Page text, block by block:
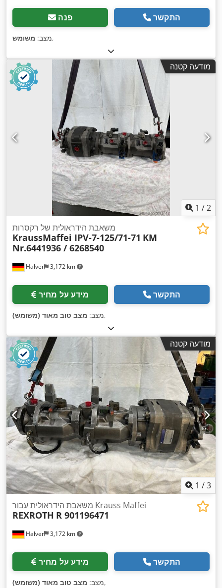
פנה התקשר
מצב: משומש ,
מודעה קטנה
1 /2
Halver 3,172 km
משאבת הידראולית של רקסרות
KraussMaffei IPV-7-125/71-71 KM
Nr.6441936 / 6268540
מידע על מחיר התקשר
מצב: מצב טוב מאוד (משומש) ,
מודעה קטנה
1 /3
Halver 3,172 km
משאבת הידראולית עבור Krauss Maffei
REXROTH R 901196471
מידע על מחיר התקשר
מצב: מצב טוב מאוד (משומש) ,